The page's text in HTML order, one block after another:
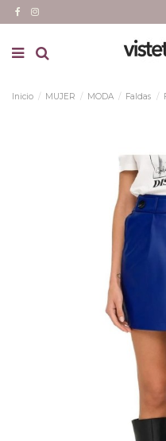
Inicio MUJER MODA Faldas